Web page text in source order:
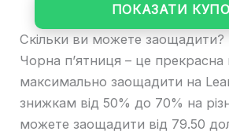
ПОКАЗАТИ
Скільки ви можете заощадити?
Чорна п’ятниця – це прекрасна
максимально заощадити на
знижкам від 50% до 70% на
можете заощадити від 79.50